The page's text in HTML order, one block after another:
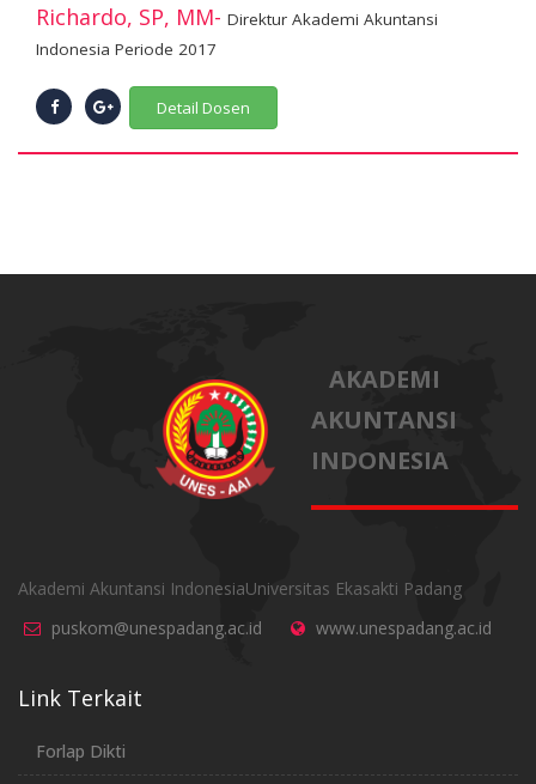
Richardo, SP, MM- Direktur Akademi Akuntansi
Indonesia Periode 2017
Detail Dosen
AKADEMI
AKUNTANSI
INDONESIA
Akademi Akuntansi IndonesiaUniversitas Ekasakti Padang
puskom@unespadang.ac.id
www.unespadang.ac.id
Link Terkait
Forlap Dikti